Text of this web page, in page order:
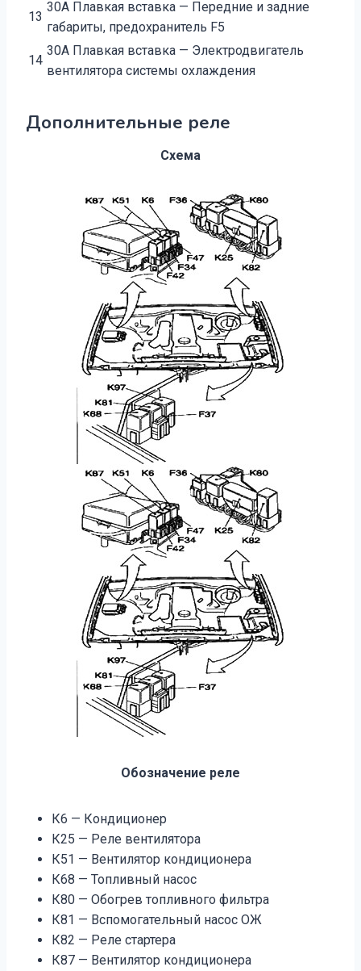
13
30A Плавкая вставка — Передние и задние
габариты, предохранитель F5
14
30A Плавкая вставка — Электродвигатель
вентилятора системы охлаждения
Дополнительные реле
Схема
Обозначение реле
К6 — Кондиционер
К25 — Реле вентилятора
К51 — Вентилятор кондиционера
К68 — Топливный насос
К80 — Обогрев топливного фильтра
К81 — Вспомогательный насос ОЖ
К82 — Реле стартера
К87 — Вентилятор кондиционера